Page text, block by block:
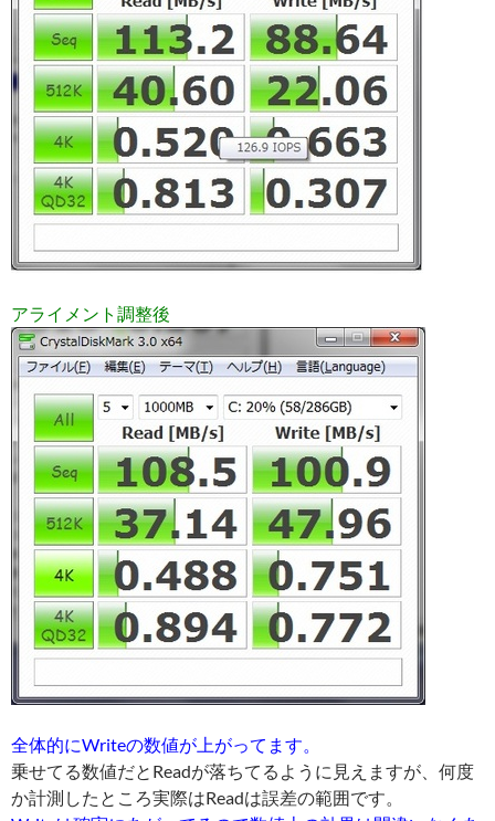
アライメント調整後
全体的にWriteの数値が上がってます。
乗せてる数値だとReadが落ちてるように見えますが、何度
か計測したところ実際はReadは誤差の範囲です。